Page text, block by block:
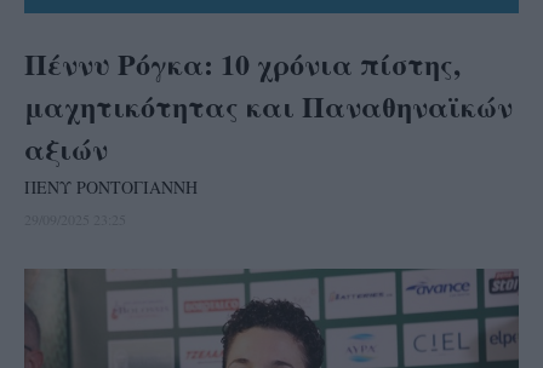
Πέννυ Ρόγκα: 10 χρόνια πίστης,
μαχητικότητας και Παναθηναϊκών
αξιών
ΠΕΝΥ ΡΟΝΤΟΓΙΑΝΝΗ